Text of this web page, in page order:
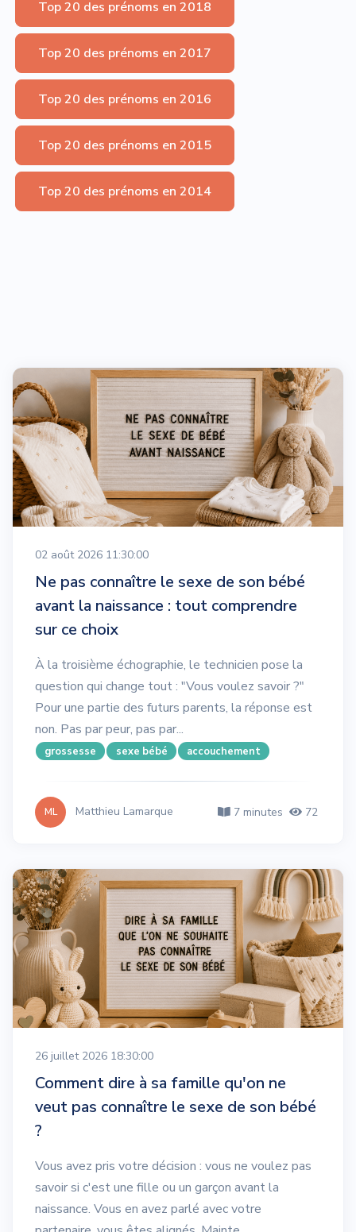
Top 20 des prénoms en 2018
Top 20 des prénoms en 2017
Top 20 des prénoms en 2016
Top 20 des prénoms en 2015
Top 20 des prénoms en 2014
02 août 2026 11:30:00
Ne pas connaître le sexe de son bébé
avant la naissance : tout comprendre
sur ce choix
À la troisième échographie, le technicien pose la
question qui change tout : "Vous voulez savoir ?"
Pour une partie des futurs parents, la réponse est
non. Pas par peur, pas par...
grossesse sexe bébé accouchement
ML Matthieu Lamarque 7 minutes 72
26 juillet 2026 18:30:00
Comment dire à sa famille qu'on ne
veut pas connaître le sexe de son bébé
?
Vous avez pris votre décision : vous ne voulez pas
savoir si c'est une fille ou un garçon avant la
naissance. Vous en avez parlé avec votre